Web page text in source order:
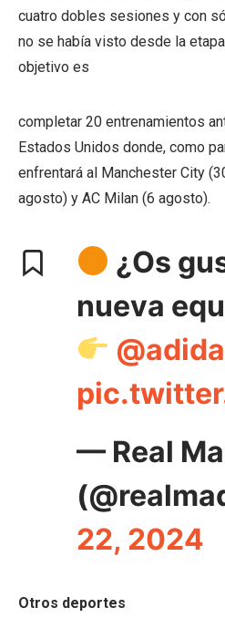
cuatro dobles sesiones y con
no se había visto desde la
objetivo es
completar 20 entrenamientos
Estados Unidos donde, como
enfrentará al Manchester City
agosto) y AC Milan (6 agosto).
¿Os
nueva
— Real
22, 2024
Otros deportes